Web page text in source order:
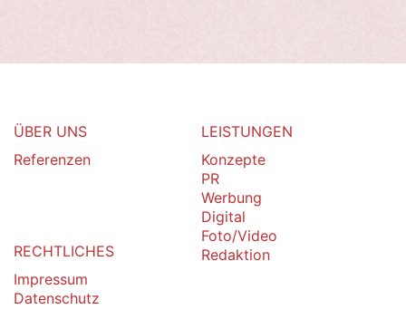
ÜBER UNS
Referenzen
LEISTUNGEN
Konzepte
PR
Werbung
Digital
Foto/Video
Redaktion
RECHTLICHES
Impressum
Datenschutz